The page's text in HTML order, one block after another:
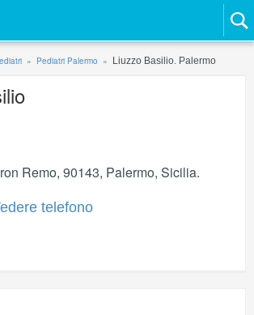
Pediatri Palermo Liuzzo Basilio. Palermo
Remo, 90143, Palermo, Sicilia.
telefono